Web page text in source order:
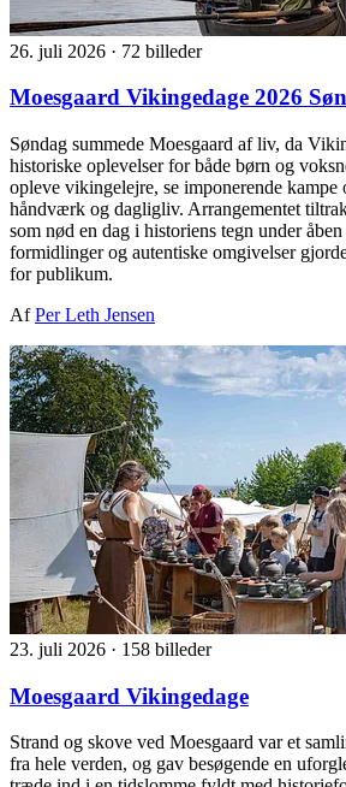
26. juli 2026 · 72 billeder
Moesgaard Vikingedage 2026
Søndag summede Moesgaard af liv, da
historiske oplevelser for både børn og
opleve vikingelejre, se imponerende
håndværk og dagligliv. Arrangementet
som nød en dag i historiens tegn under
formidlinger og autentiske omgivelser
for publikum.
AfPer Leth Jensen
23. juli 2026 · 158 billeder
Moesgaard Vikingedage
Strand og skove ved Moesgaard var et
fra hele verden, og gav besøgende en